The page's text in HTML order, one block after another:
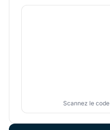
Scannez le